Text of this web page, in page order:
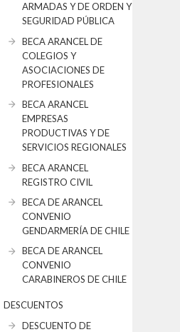
ARMADAS Y DE ORDEN Y
SEGURIDAD PÚBLICA
BECA ARANCEL DE
COLEGIOS Y
ASOCIACIONES DE
PROFESIONALES
BECA ARANCEL
EMPRESAS
PRODUCTIVAS Y DE
SERVICIOS REGIONALES
BECA ARANCEL
REGISTRO CIVIL
BECA DE ARANCEL
CONVENIO
GENDARMERÍA DE CHILE
BECA DE ARANCEL
CONVENIO
CARABINEROS DE CHILE
DESCUENTOS
DESCUENTO DE